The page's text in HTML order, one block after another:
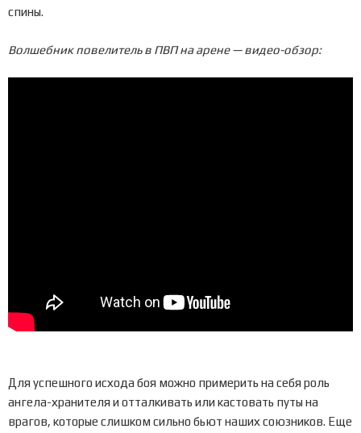
спины.
Волшебник повелитель в ПВП на арене — видео-обзор:
Для успешного исхода боя можно примерить на себя роль
ангела-хранителя и отталкивать или кастовать путы на
врагов, которые слишком сильно бьют наших союзников. Еще